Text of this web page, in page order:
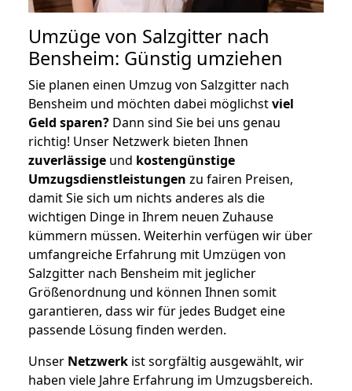
Umzüge von Salzgitter nach
Bensheim: Günstig umziehen
Sie planen einen Umzug von Salzgitter nach
Bensheim und möchten dabei möglichstviel
Geld sparen? Dann sind Sie bei uns genau
richtig! Unser Netzwerk bieten Ihnen
zuverlässige und kostengünstige
Umzugsdienstleistungen zu fairen Preisen,
damit Sie sich um nichts anderes als die
wichtigen Dinge in Ihrem neuen Zuhause
kümmern müssen. Weiterhin verfügen wir über
umfangreiche Erfahrung mit Umzügen von
Salzgitter nach Bensheim mit jeglicher
Größenordnung und können Ihnen somit
garantieren, dass wir für jedes Budget eine
passende Lösung finden werden.
Unser Netzwerk ist sorgfältig ausgewählt, wir
haben viele Jahre Erfahrung im Umzugsbereich.